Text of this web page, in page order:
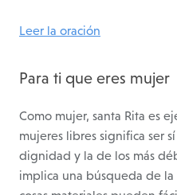
Leer la oración
Para ti que eres mujer
Como mujer, santa Rita es
mujeres libres significa ser
dignidad y la de los más
implica una búsqueda de